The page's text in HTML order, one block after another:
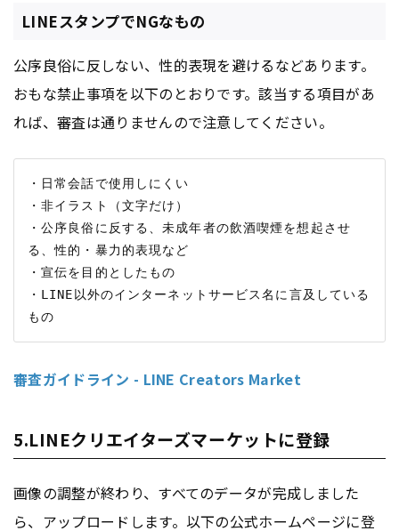
LINEスタンプでNGなもの
公序良俗に反しない、性的表現を避けるなどあります。
おもな禁止事項を以下のとおりです。該当する項目があ
れば、審査は通りませんので注意してください。
・日常会話で使用しにくい
・非イラスト（文字だけ）
・公序良俗に反する、未成年者の飲酒喫煙を想起させ
る、性的・暴力的表現など
・宣伝を目的としたもの
・LINE以外のインターネットサービス名に言及している
審査ガイドライン - LINE Creators Market
5.LINEクリエイターズマーケットに登録
画像の調整が終わり、すべてのデータが完成しました
ら、アップロードします。以下の公式ホームページに登